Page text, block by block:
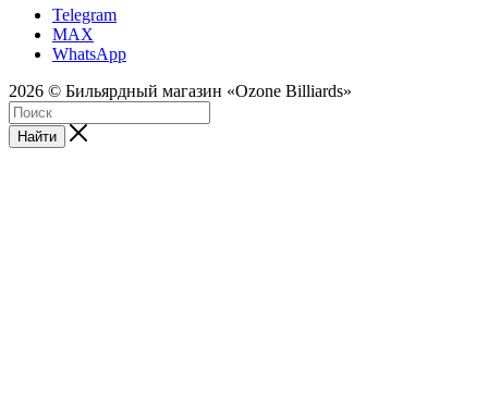
Telegram
MAX
WhatsApp
2026 © Бильярдный магазин «Ozone Billiards»
Найти